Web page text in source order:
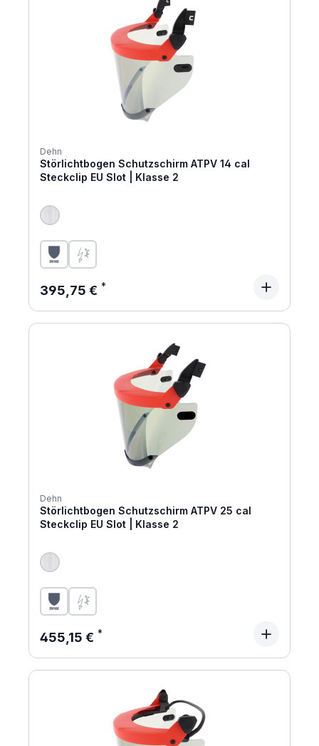
Dehn
Störlichtbogen Schutzschirm ATPV 14 cal
Steckclip EU Slot | Klasse 2
Regulärer Preis:
395,75 €
Dehn
Störlichtbogen Schutzschirm ATPV 25 cal
Steckclip EU Slot | Klasse 2
Regulärer Preis:
455,15 €